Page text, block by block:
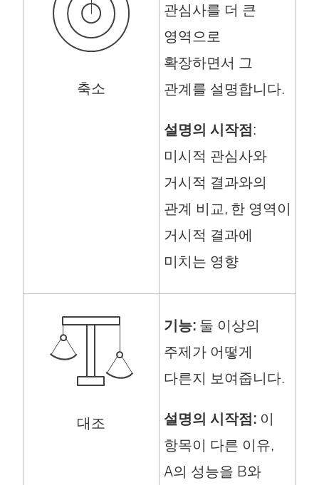
축소
관심사를 더 큰
영역으로
확장하면서 그
관계를 설명합니다.
설명의 시작점:
미시적 관심사와
거시적 결과와의
관계 비교, 한 영역이
거시적 결과에
미치는 영향
대조
기능: 둘 이상의
주제가 어떻게
다른지 보여줍니다.
설명의 시작점: 이
항목이 다른 이유,
A의 성능을 B와